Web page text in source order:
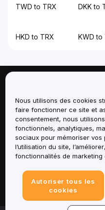
TWD to TRX DKK to
HKD to TRX KWD to
Services
Assistance
Produits
Mentions légales
Nous utilisons des cookies
faire fonctionner ce site et
consentement, nous
fonctionnels, analytiques,
sociaux pour mémoriser
l’utilisation du site,
fonctionnalités de marketing
Autoriser tous les
cookies